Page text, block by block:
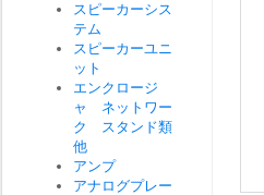
スピーカーシス
テム
スピーカーユニ
ット
エンクロージ
ャ ネットワー
ク スタンド類
他
アンプ
アナログプレー